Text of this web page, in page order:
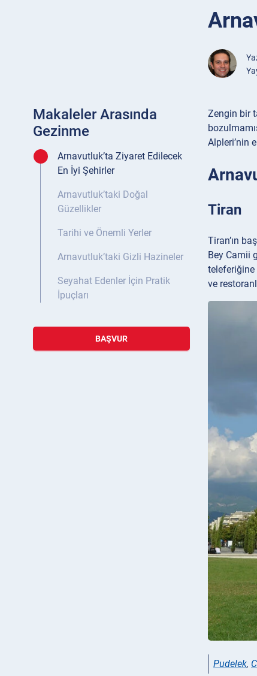
Makaleler Arasında
Gezinme
Arnavutluk’ta Ziyaret Edilecek
En İyi Şehirler
Arnavutluk’taki Doğal
Güzellikler
Tarihi ve Önemli Yerler
Arnavutluk’taki Gizli Hazineler
Seyahat Edenler İçin Pratik
İpuçları
BAŞVUR
Zengin bir
Alpleri’nin
Tiran
Tiran’ın
Bey Camii
teleferiğine
ve
Pudelek,